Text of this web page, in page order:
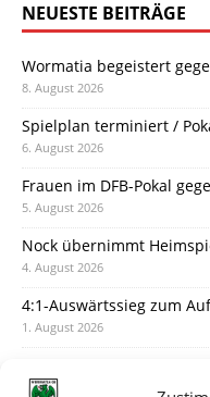
NEUESTE BEITRÄGE
Wormatia begeistert
8. August 2026
Spielplan terminiert /
6. August 2026
Frauen im DFB-Pokal
5. August 2026
Nock übernimmt
4. August 2026
4:1-Auswärtssieg zum
1. August 2026
31. Juli 2026